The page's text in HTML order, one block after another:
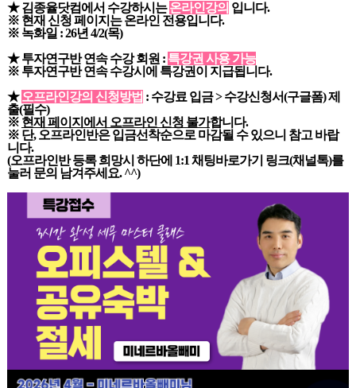
★ 김종율닷컴에서 수강하시는온라인강의 입니다.
※ 현재 신청 페이지는 온라인 전용입니다.
※ 녹화일 : 26년 4/2(목)
★ 투자연구반 연속 수강 회원 : 특강권 사용 가능
※ 투자연구반 연속 수강시에 특강권이 지급됩니다.
★ 오프라인강의 신청방법 : 수강료 입금 > 수강신청서(구글폼) 제
출(필수)
※ 현재 페이지에서 오프라인 신청 불가합니다.
※ 단, 오프라인반은 입금선착순으로 마감될 수 있으니 참고 바랍
니다.
(오프라인반 등록 희망시 하단에 1:1 채팅바로가기 링크(채널톡)를
눌러 문의 남겨주세요. ^^)